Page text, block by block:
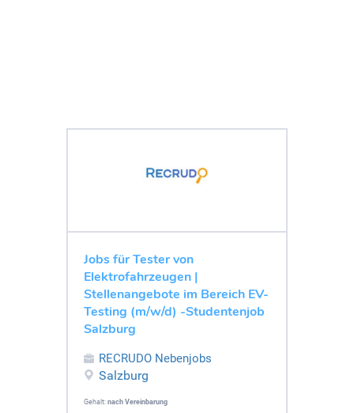
Jobs für Tester von
Elektrofahrzeugen |
Stellenangebote im Bereich EV-
Testing (m/w/d) -Studentenjob
Salzburg
RECRUDO Nebenjobs
Salzburg
Gehalt: nach Vereinbarung